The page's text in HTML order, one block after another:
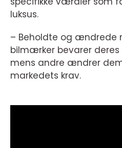
luksus.
– Beholdte og ændrede
bilmærker bevarer
mens andre ændrer
markedets krav.